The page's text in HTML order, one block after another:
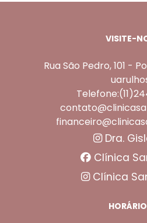
VISITE-
Rua São Pedro, 101 -
Dra.
Clínica
Clínica